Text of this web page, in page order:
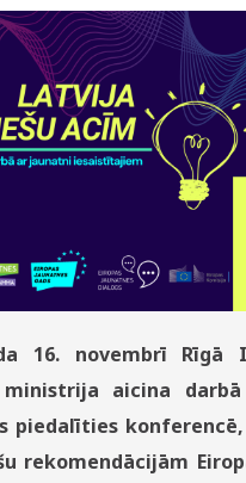
16. novembrī Rīgā
ministrija aicina
piedalīties
rekomendācijām